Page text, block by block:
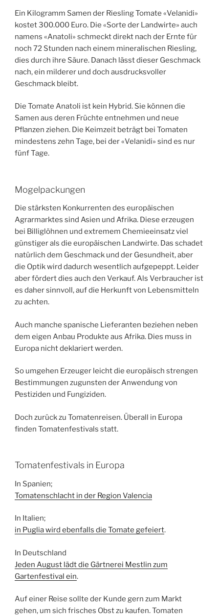
Ein Kilogramm Samen der Riesling Tomate «Velanidi»
kostet 300.000 Euro. Die «Sorte der Landwirte» auch
namens «Anatoli» schmeckt direkt nach der Ernte für
noch 72 Stunden nach einem mineralischen Riesling,
dies durch ihre Säure. Danach lässt dieser Geschmack
nach, ein milderer und doch ausdrucksvoller
Geschmack bleibt.
Die Tomate Anatoli ist kein Hybrid. Sie können die
Samen aus deren Früchte entnehmen und neue
Pflanzen ziehen. Die Keimzeit beträgt bei Tomaten
mindestens zehn Tage, bei der «Velanidi» sind es nur
fünf Tage.
Mogelpackungen
Die stärksten Konkurrenten des europäischen
Agrarmarktes sind Asien und Afrika. Diese erzeugen
bei Billiglöhnen und extremem Chemieeinsatz viel
günstiger als die europäischen Landwirte. Das schadet
natürlich dem Geschmack und der Gesundheit, aber
die Optik wird dadurch wesentlich aufgepeppt. Leider
aber fördert dies auch den Verkauf. Als Verbraucher ist
es daher sinnvoll, auf die Herkunft von Lebensmitteln
zu achten.
Auch manche spanische Lieferanten beziehen neben
dem eigen Anbau Produkte aus Afrika. Dies muss in
Europa nicht deklariert werden.
So umgehen Erzeuger leicht die europäisch strengen
Bestimmungen zugunsten der Anwendung von
Pestiziden und Fungiziden.
Doch zurück zu Tomatenreisen. Überall in Europa
finden Tomatenfestivals statt.
Tomatenfestivals in Europa
In Spanien;
Tomatenschlacht in der Region Valencia
In Italien;
in Puglia wird ebenfalls die Tomate gefeiert.
In Deutschland
Jeden August lädt die Gärtnerei Mestlin zum
Gartenfestival ein.
Auf einer Reise sollte der Kunde gern zum Markt
gehen, um sich frisches Obst zu kaufen. Tomaten